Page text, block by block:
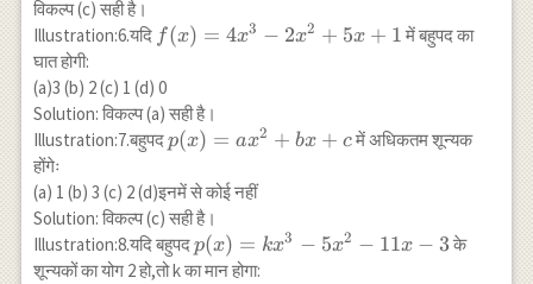
f(2)=2^4-
2^3-4 \times
2^2+k
\times
2+10=0 \\
\Rightarrow
16-8-16+2
k+10=0 \\
\Rightarrow
2 k+2=0
\Rightarrow
विकल्प (c) सही है।
Illustration:6.यदि f(x)=4
x^2+5
x+1
f(x) = 4x3 − 2x2 + 5x + 1 में बहुपद का
घात होगी:
(a)3 (b) 2 (c) 1 (d) 0
Solution: विकल्प (a) सही है।
Illustration:7.बहुपदp(x)=a
x+c
p(x) = ax2 + bx + cमें अधिकतम शून्यक
होंगेः
(a) 1 (b) 3 (c) 2 (d)इनमें से कोई नहीं
Solution: विकल्प (c) सही है।
Illustration:8.यदि बहुपदp(x)=k
x^3-5
p(x) = kx3 − 5x2 − 11x − 3 के
शून्यकों का योग 2 हो,तो k का मान होगा: